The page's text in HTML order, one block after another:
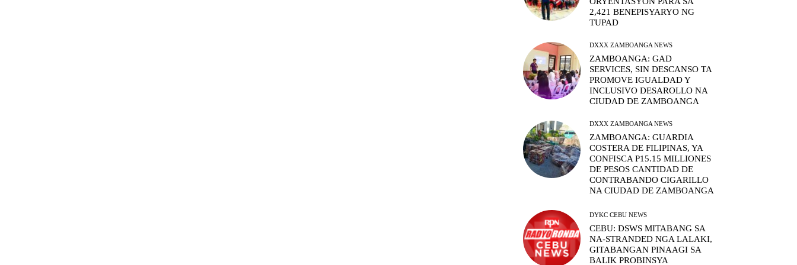
2,421 BENEPISYARYO NG
TUPAD
DXXX ZAMBOANGA NEWS
ZAMBOANGA: GAD
SERVICES, SIN DESCANSO TA
PROMOVE IGUALDAD Y
INCLUSIVO DESAROLLO NA
CIUDAD DE ZAMBOANGA
DXXX ZAMBOANGA NEWS
ZAMBOANGA: GUARDIA
COSTERA DE FILIPINAS, YA
CONFISCA P15.15 MILLIONES
DE PESOS CANTIDAD DE
CONTRABANDO CIGARILLO
NA CIUDAD DE ZAMBOANGA
DYKC CEBU NEWS
CEBU: DSWS MITABANG SA
NA-STRANDED NGA LALAKI,
GITABANGAN PINAAGI SA
BALIK PROBINSYA